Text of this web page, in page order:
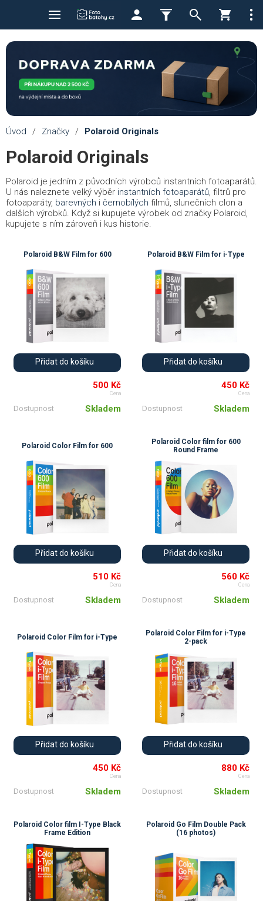
Úvod / Značky / Polaroid Originals
Polaroid Originals
Polaroid je jedním z původních výrobců instantních fotoaparátů.
U nás naleznete velký výběr instantních fotoaparátů, filtrů pro
fotoaparáty, barevných i černobílých filmů, slunečních clon a
dalších výrobků. Když si kupujete výrobek od značky Polaroid,
kupujete s ním zároveň i kus historie.
Polaroid B&W Film for 600
Přidat do košíku
500 Kč
Cena
Dostupnost Skladem
Polaroid B&W Film for i-Type
Přidat do košíku
450 Kč
Cena
Dostupnost Skladem
Polaroid Color Film for 600
Přidat do košíku
510 Kč
Cena
Dostupnost Skladem
Polaroid Color film for 600
Round Frame
Přidat do košíku
560 Kč
Cena
Dostupnost Skladem
Polaroid Color Film for i-Type
Přidat do košíku
450 Kč
Cena
Dostupnost Skladem
Polaroid Color Film for i-Type
2-pack
Přidat do košíku
880 Kč
Cena
Dostupnost Skladem
Polaroid Color film I-Type Black
Frame Edition
Polaroid Go Film Double Pack
(16 photos)